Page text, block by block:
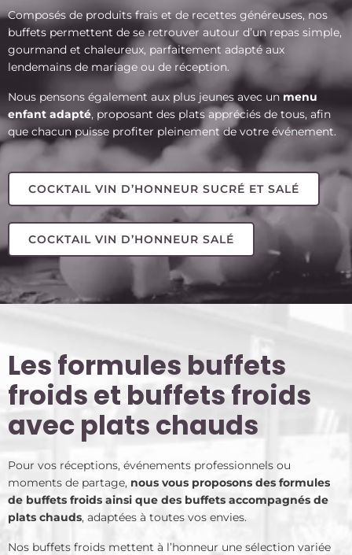
Composés de produits frais et de recettes généreuses, nos
buffets permettent de se retrouver autour d’un repas simple,
gourmand et chaleureux, parfaitement adapté aux
lendemains de mariage ou de réception.
Nous pensons également aux plus jeunes avec un menu
enfant adapté, proposant des plats appréciés de tous, afin
que chacun puisse profiter pleinement de votre événement.
COCKTAIL VIN D’HONNEUR SUCRÉ ET SALÉ
COCKTAIL VIN D’HONNEUR SALÉ
Les formules buffets
froids et buffets froids
avec plats chauds
Pour vos réceptions, événements professionnels ou
moments de partage, nous vous proposons des formules
de buffets froids ainsi que des buffets accompagnés de
plats chauds, adaptées à toutes vos envies.
Nos buffets froids mettent à l’honneur une sélection variée